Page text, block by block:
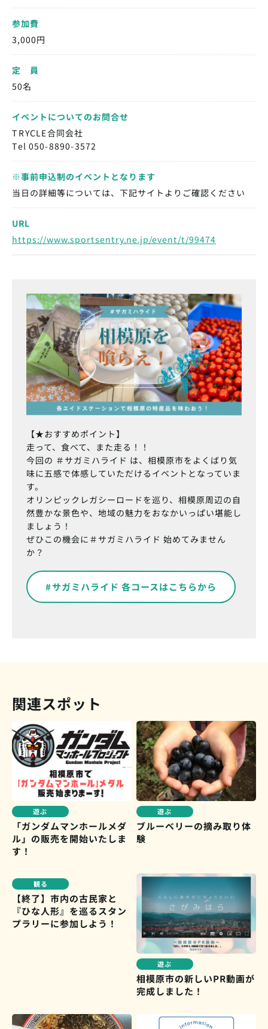
参加費
3,000円
定 員
50名
イベントについてのお問合せ
TRYCLE合同会社
Tel 050-8890-3572
※事前申込制のイベントとなります
当日の詳細等については、下記サイトよりご確認ください
URL
https://www.sportsentry.ne.jp/event/t/99474
【★おすすめポイント】
走って、食べて、また走る！！
今回の ＃サガミハライド は、相模原市をよくばり気
味に五感で体感していただけるイベントとなっていま
す。
オリンピックレガシーロードを巡り、相模原周辺の自
然豊かな景色や、地域の魅力をおなかいっぱい堪能し
ましょう！
ぜひこの機会に＃サガミハライド 始めてみません
か？
#サガミハライド 各コースはこちらから
関連スポット
遊ぶ
「ガンダムマンホールメダ
ル」の販売を開始いたしま
す！
遊ぶ
ブルーベリーの摘み取り体
験
観る
【終了】市内の古民家と
『ひな人形』を巡るスタン
プラリーに参加しよう！
遊ぶ
相模原市の新しいPR動画が
完成しました！